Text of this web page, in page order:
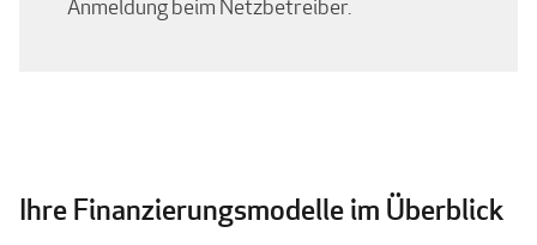
Anmeldung beim Netzbetreiber.
Ihre Finanzierungsmodelle im Überblick